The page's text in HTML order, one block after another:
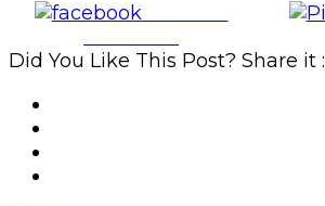
Share on
Did You Like This Post? Share it :